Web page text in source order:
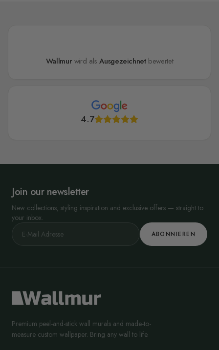
Wallmur wird alsAusgezeichnetbewertet
4.7
Join our newsletter
New collections, styling inspiration and exclusive offers — straight to
your inbox.
ABONNIEREN
Premium peel-and-stick wall murals and made-to-
measure custom wallpaper. Bring any wall to life.